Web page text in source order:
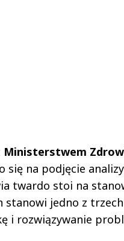
Ministerstwem
się na podjęcie
twardo stoi na
stanowi jedno z trzech
i rozwiązywanie